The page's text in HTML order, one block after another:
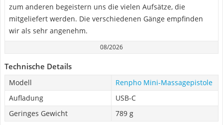
zum anderen begeistern uns die vielen Aufsätze, die
mitgeliefert werden. Die verschiedenen Gänge empfinden
wir als sehr angenehm.
08/2026
Technische Details
Modell
Renpho Mini-Massagepistole
Aufladung
USB-C
Geringes Gewicht
789 g